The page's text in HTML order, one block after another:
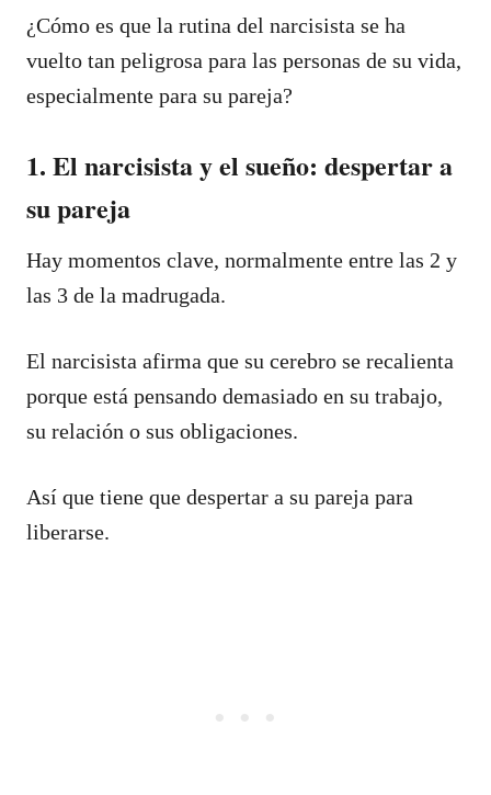
¿Cómo es que la rutina del narcisista se ha
vuelto tan peligrosa para las personas de su vida,
especialmente para su pareja?
1. El narcisista y el sueño: despertar a
su pareja
Hay momentos clave, normalmente entre las 2 y
las 3 de la madrugada.
El narcisista afirma que su cerebro se recalienta
porque está pensando demasiado en su trabajo,
su relación o sus obligaciones.
Así que tiene que despertar a su pareja para
liberarse.